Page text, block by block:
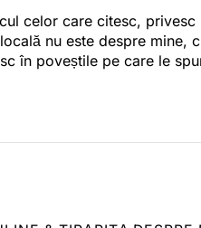
celor care citesc, privesc
nu este despre mine,
în poveștile pe care le